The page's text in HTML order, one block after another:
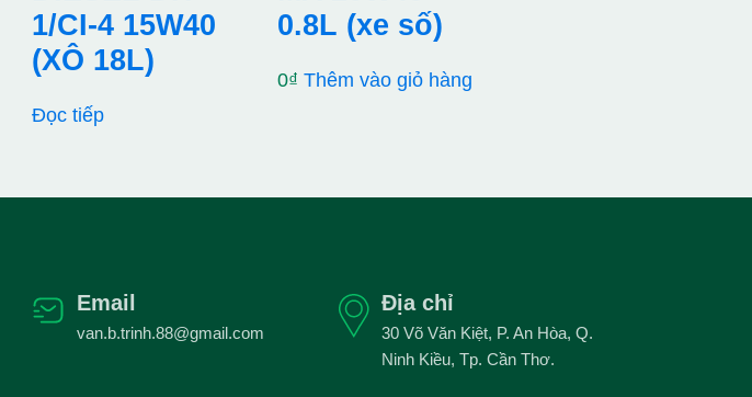
1/CI-4 15W40
(XÔ 18L)
Đọc tiếp
0.8L (xe số)
0₫ Thêm vào giỏ hàng
Email
van.b.trinh.88@gmail.com
Địa chỉ
30 Võ Văn Kiệt, P. An Hòa, Q.
Ninh Kiều, Tp. Cần Thơ.